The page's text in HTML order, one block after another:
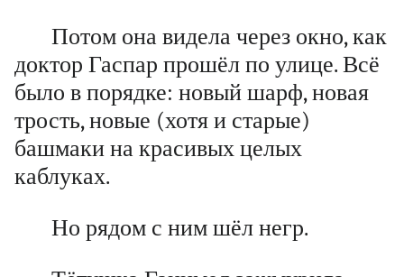
Потом она видела через окно, как
доктор Гаспар прошёл по улице. Всё
было в порядке: новый шарф, новая
трость, новые (хотя и старые)
башмаки на красивых целых
каблуках.
Но рядом с ним шёл негр.